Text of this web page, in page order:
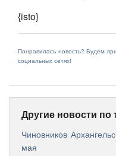
{isto}
Понравилась новость? Будем
социальных сетях!
Другие новости по
Чиновников
мая